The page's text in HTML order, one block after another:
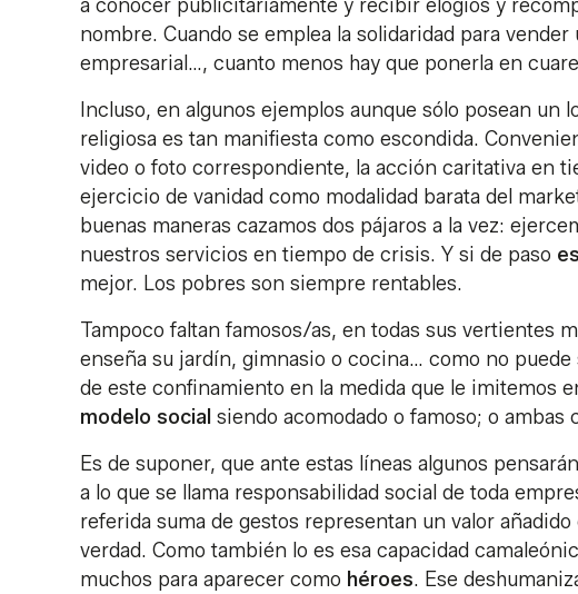
a conocer publicitariamente y recibir elogios y
nombre. Cuando se emplea la solidaridad para
empresarial…, cuanto menos hay que ponerla en
Incluso, en algunos ejemplos aunque sólo posean
religiosa es tan manifiesta como escondida.
video o foto correspondiente, la acción caritativa en
ejercicio de vanidad como modalidad barata del
buenas maneras cazamos dos pájaros a la vez:
nuestros servicios en tiempo de crisis. Y si de paso
mejor. Los pobres son siempre rentables.
Tampoco faltan famosos/as, en todas sus vertientes
enseña su jardín, gimnasio o cocina… como no
de este confinamiento en la medida que le imitemos
modelo social siendo acomodado o famoso; o ambas
Es de suponer, que ante estas líneas algunos
a lo que se llama responsabilidad social de toda
referida suma de gestos representan un valor
verdad. Como también lo es esa capacidad
muchos para aparecer como héroes. Ese